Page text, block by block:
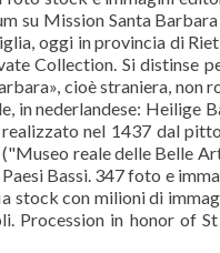
su Mission Santa
oggi in provincia di
Collection. Si distinse
cioè straniera, non
in nederlandese: Heilige
nel 1437 dal
reale delle Belle
Bassi. 347 foto e
stock con milioni di
Procession in honor of